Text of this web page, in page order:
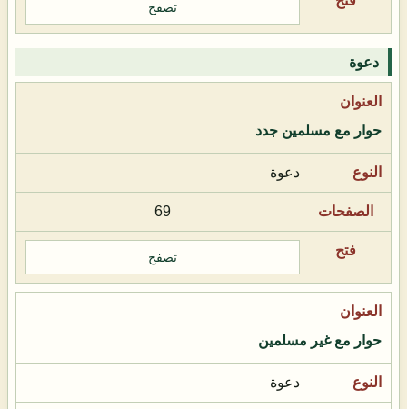
تصفح
دعوة
حوار مع مسلمين جدد
دعوة
69
تصفح
حوار مع غير مسلمين
دعوة